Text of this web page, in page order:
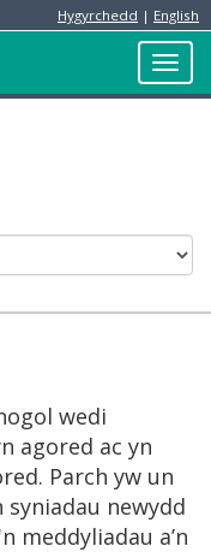
Hygyrchedd | English
wedi
agored ac yn
Parch yw un
newydd
meddyliadau a’n